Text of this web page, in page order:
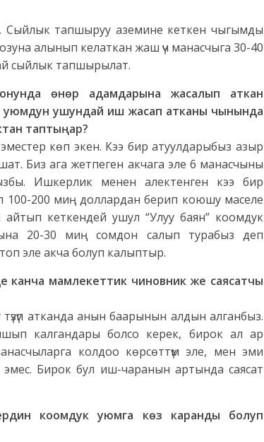
Сыйлык тапшыруу аземине кеткен чыгымды
алынып келаткан жаш үч манасчыга 30-40
сыйлык тапшырылат.
өнөр адамдарына жасалып аткан
ушундай иш жасап атканы чынында
таптыңар?
көп экен. Кээ бир атуулдарыбыз азыр
Биз ага жетпеген акчага эле 6 манасчыны
Ишкерлик менен алектенген кээ бир
200 миң доллардан берип коюшу маселе
кеткендей ушул “Улуу баян” коомдук
20-30 миң сомдон салып турабыз деп
эле акча болуп калыптыр.
мамлекеттик чиновник же саясатчы
атканда анын баарынын алдын алганбыз.
калгандары болсо керек, бирок ал ар
колдоо көрсөттүм эле, мен эми
Бирок бул иш-чаранын артында саясат
коомдук уюмга көз каранды болуп